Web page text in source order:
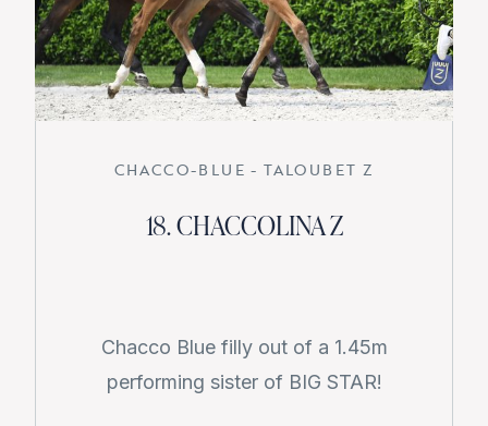
CHACCO-BLUE - TALOUBET Z
18. CHACCOLINA Z
Chacco Blue filly out of a 1.45m
performing sister of BIG STAR!